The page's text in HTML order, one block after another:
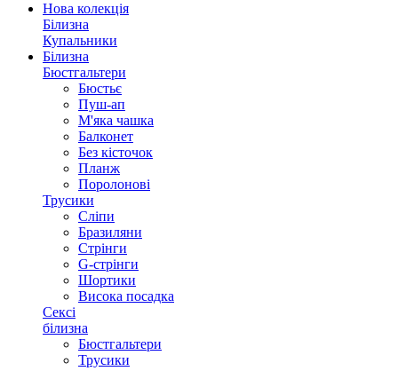
Нова колекція
Білизна
Купальники
Білизна
Бюстгальтери
Бюстьє
Пуш-ап
М'яка чашка
Балконет
Без кісточок
Планж
Поролонові
Трусики
Сліпи
Бразиляни
Стрінги
G-стрінги
Шортики
Висока посадка
Сексі
білизна
Бюстгальтери
Трусики